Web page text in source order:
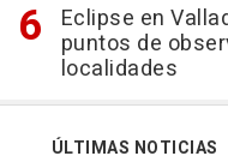
Eclipse en
puntos de
localidades
ÚLTIMAS NOTICIAS